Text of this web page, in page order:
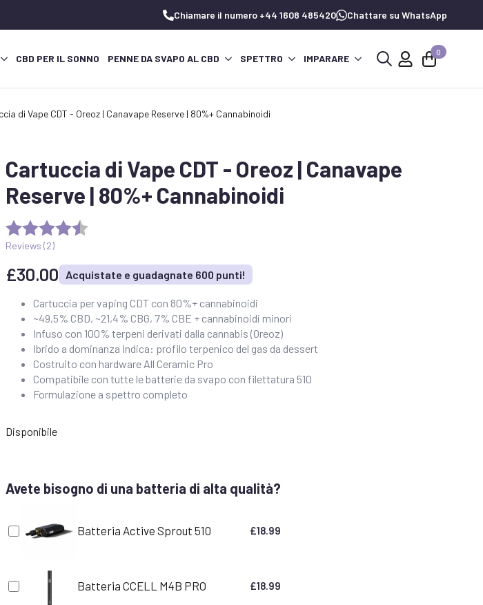
Chiamare il numero +44 1608 485420 Chattare su WhatsApp
CBD PER IL SONNO PENNE DA SVAPO AL CBD SPETTRO IMPARARE
0
di Vape CDT - Oreoz | Canavape Reserve | 80%+ Cannabinoidi
Cartuccia di Vape CDT - Oreoz | Canavape
Reserve | 80%+ Cannabinoidi
Reviews (2)
£30.00 Acquistate e guadagnate 600 punti!
Cartuccia per vaping CDT con 80%+ cannabinoidi
~49,5% CBD, ~21,4% CBG, 7% CBE + cannabinoidi minori
Infuso con 100% terpeni derivati dalla cannabis (Oreoz)
Ibrido a dominanza Indica: profilo terpenico del gas da dessert
Costruito con hardware All Ceramic Pro
Compatibile con tutte le batterie da svapo con filettatura 510
Formulazione a spettro completo
Disponibile
Avete bisogno di una batteria di alta qualità?
Batteria Active Sprout 510 £18.99
Batteria CCELL M4B PRO £18.99